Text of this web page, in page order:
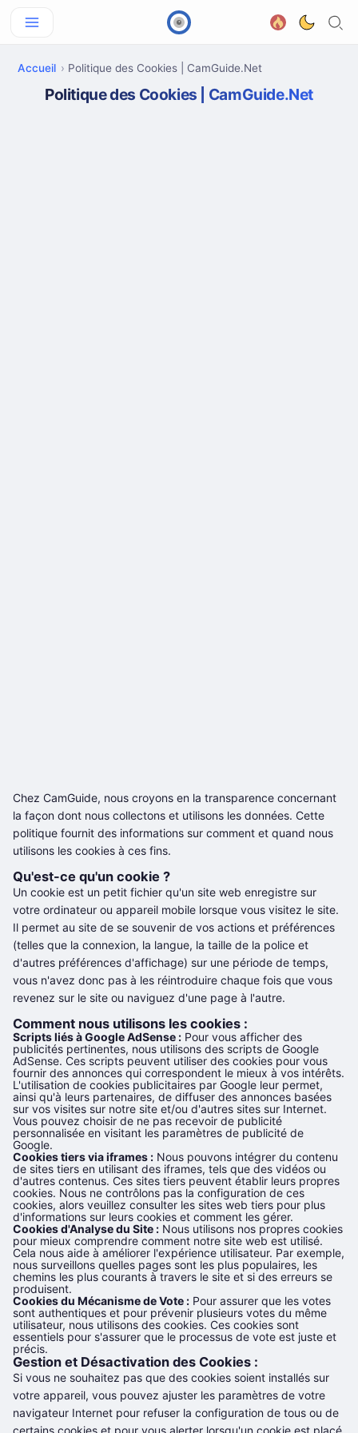
Accueil Politique des Cookies | CamGuide.Net
Politique des Cookies | CamGuide.Net
Chez CamGuide, nous croyons en la transparence concernant
la façon dont nous collectons et utilisons les données. Cette
politique fournit des informations sur comment et quand nous
utilisons les cookies à ces fins.
Qu'est-ce qu'un cookie ?
Un cookie est un petit fichier qu'un site web enregistre sur
votre ordinateur ou appareil mobile lorsque vous visitez le site.
Il permet au site de se souvenir de vos actions et préférences
(telles que la connexion, la langue, la taille de la police et
d'autres préférences d'affichage) sur une période de temps,
vous n'avez donc pas à les réintroduire chaque fois que vous
revenez sur le site ou naviguez d'une page à l'autre.
Comment nous utilisons les cookies :
Scripts liés à Google AdSense : Pour vous afficher des
publicités pertinentes, nous utilisons des scripts de Google
AdSense. Ces scripts peuvent utiliser des cookies pour vous
fournir des annonces qui correspondent le mieux à vos intérêts.
L'utilisation de cookies publicitaires par Google leur permet,
ainsi qu'à leurs partenaires, de diffuser des annonces basées
sur vos visites sur notre site et/ou d'autres sites sur Internet.
Vous pouvez choisir de ne pas recevoir de publicité
personnalisée en visitant les paramètres de publicité de
Google.
Cookies tiers via iframes : Nous pouvons intégrer du contenu
de sites tiers en utilisant des iframes, tels que des vidéos ou
d'autres contenus. Ces sites tiers peuvent établir leurs propres
cookies. Nous ne contrôlons pas la configuration de ces
cookies, alors veuillez consulter les sites web tiers pour plus
d'informations sur leurs cookies et comment les gérer.
Cookies d'Analyse du Site : Nous utilisons nos propres cookies
pour mieux comprendre comment notre site web est utilisé.
Cela nous aide à améliorer l'expérience utilisateur. Par exemple,
nous surveillons quelles pages sont les plus populaires, les
chemins les plus courants à travers le site et si des erreurs se
produisent.
Cookies du Mécanisme de Vote : Pour assurer que les votes
sont authentiques et pour prévenir plusieurs votes du même
utilisateur, nous utilisons des cookies. Ces cookies sont
essentiels pour s'assurer que le processus de vote est juste et
précis.
Gestion et Désactivation des Cookies :
Si vous ne souhaitez pas que des cookies soient installés sur
votre appareil, vous pouvez ajuster les paramètres de votre
navigateur Internet pour refuser la configuration de tous ou de
certains cookies et pour vous alerter lorsqu'un cookie est placé